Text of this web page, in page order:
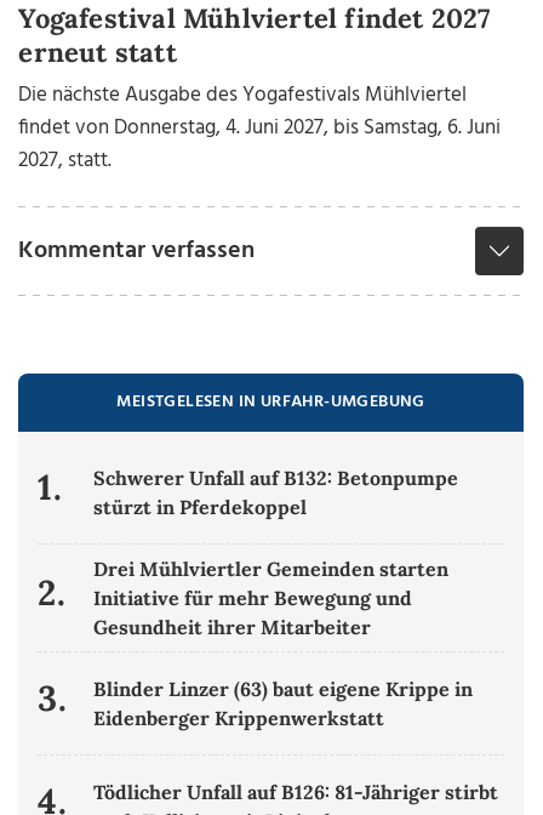
Yogafestival Mühlviertel findet 2027
erneut statt
Die nächste Ausgabe des Yogafestivals Mühlviertel
findet von Donnerstag, 4. Juni 2027, bis Samstag, 6. Juni
2027, statt.
Kommentar verfassen
MEISTGELESEN IN URFAHR-UMGEBUNG
1.
Schwerer Unfall auf B132: Betonpumpe
stürzt in Pferdekoppel
2.
Drei Mühlviertler Gemeinden starten
Initiative für mehr Bewegung und
Gesundheit ihrer Mitarbeiter
3.
Blinder Linzer (63) baut eigene Krippe in
Eidenberger Krippenwerkstatt
4.
Tödlicher Unfall auf B126: 81-Jähriger stirbt